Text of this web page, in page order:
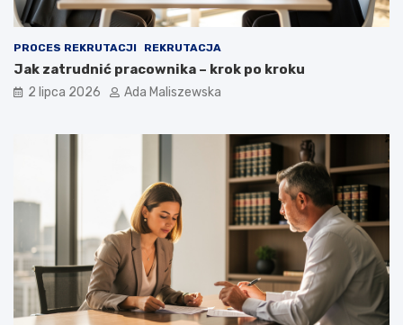
PROCES REKRUTACJI REKRUTACJA
Jak zatrudnić pracownika – krok po kroku
2 lipca 2026 Ada Maliszewska